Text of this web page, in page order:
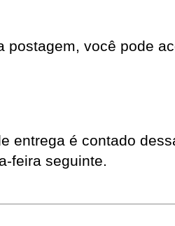
postagem, você pode
entrega é contado
feira seguinte.